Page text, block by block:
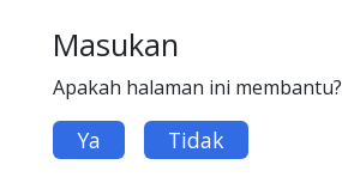
Masukan
Apakah halaman ini membantu?
Ya Tidak